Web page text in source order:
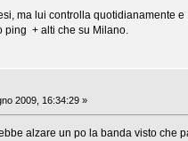
ma lui controlla quotidianamente
ping + alti che su Milano.
2009, 16:34:29 »
alzare un po la banda visto che